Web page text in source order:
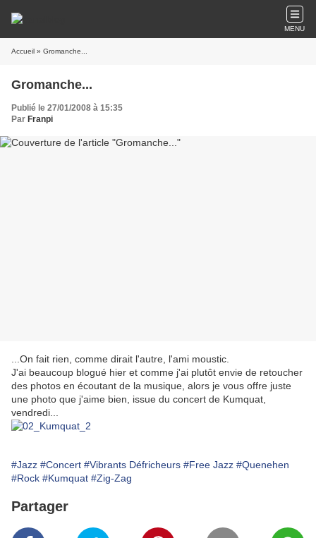
MENU
Accueil » Gromanche...
Gromanche...
Publié le 27/01/2008 à 15:35
Par Franpi
...On fait rien, comme dirait l'autre, l'ami moustic.
J'ai beaucoup blogué hier et comme j'ai plutôt envie de retoucher
des photos en écoutant de la musique, alors je vous offre juste
une photo que j'aime bien, issue du concert de Kumquat,
vendredi...
#Jazz #Concert #Vibrants Défricheurs #Free Jazz #Quenehen
#Rock #Kumquat #Zig-Zag
Partager